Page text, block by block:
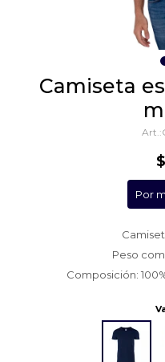
camiseta escote en v - azul
$
Por
Peso
Composición: